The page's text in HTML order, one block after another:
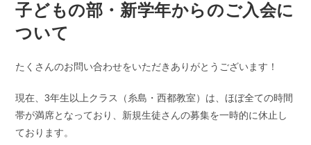
子どもの部・新学年からのご入会に
ついて
たくさんのお問い合わせをいただきありがとうございます！
現在、3年生以上クラス（糸島・西都教室）は、ほぼ全ての時間
帯が満席となっており、新規生徒さんの募集を一時的に休止し
ております。